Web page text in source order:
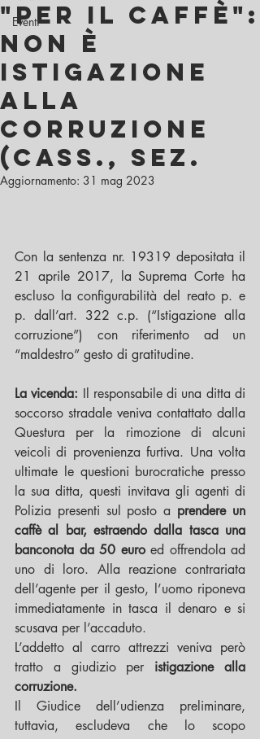
Eventi
"per il caffè":
non è
istigazione
alla
corruzione
(Cass., Sez.
Aggiornamento: 31 mag 2023
Con la sentenza nr. 19319 depositata il
21 aprile 2017, la Suprema Corte ha
escluso la configurabilità del reato p. e
p. dall’art. 322 c.p. (“Istigazione alla
corruzione”) con riferimento ad un
“maldestro” gesto di gratitudine.
La vicenda: Il responsabile di una ditta di
soccorso stradale veniva contattato dalla
Questura per la rimozione di alcuni
veicoli di provenienza furtiva. Una volta
ultimate le questioni burocratiche presso
la sua ditta, questi invitava gli agenti di
Polizia presenti sul posto a prendere un
caffè al bar, estraendo dalla tasca una
banconota da 50 euro ed offrendola ad
uno di loro. Alla reazione contrariata
dell’agente per il gesto, l’uomo riponeva
immediatamente in tasca il denaro e si
scusava per l’accaduto.
L’addetto al carro attrezzi veniva però
tratto a giudizio per istigazione alla
corruzione.
Il Giudice dell’udienza preliminare,
tuttavia, escludeva che lo scopo